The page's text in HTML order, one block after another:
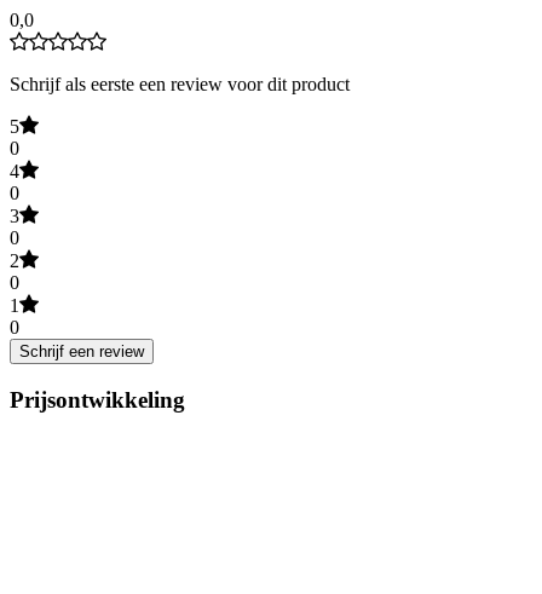
0,0
Schrijf als eerste een review voor dit product
5
0
4
0
3
0
2
0
1
0
Schrijf een review
Prijsontwikkeling